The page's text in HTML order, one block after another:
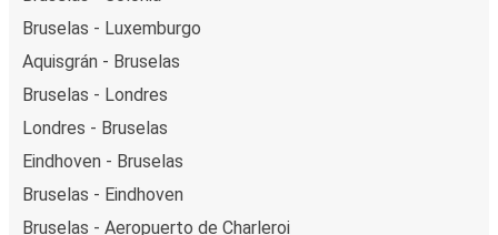
Bruselas - Luxemburgo
Aquisgrán - Bruselas
Bruselas - Londres
Londres - Bruselas
Eindhoven - Bruselas
Bruselas - Eindhoven
Bruselas - Aeropuerto de Charleroi